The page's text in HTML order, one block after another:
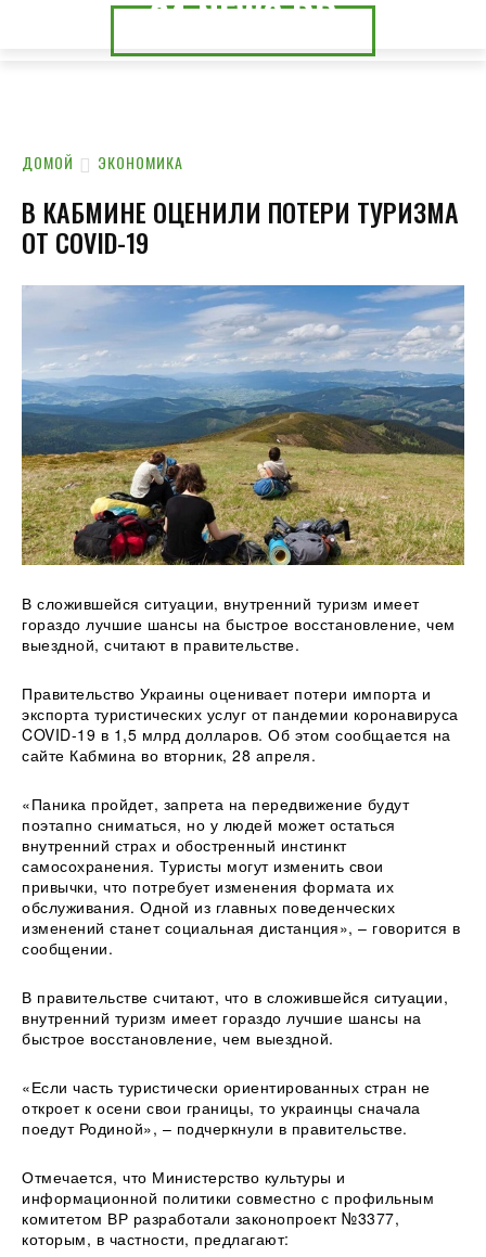
24.NEWS.CK
24.NEWS.DP
ДОМОЙ ЭКОНОМИКА
В КАБМИНЕ ОЦЕНИЛИ ПОТЕРИ ТУРИЗМА
ОТ COVID-19
В сложившейся ситуации, внутренний туризм имеет
гораздо лучшие шансы на быстрое восстановление, чем
выездной, считают в правительстве.
Правительство Украины оценивает потери импорта и
экспорта туристических услуг от пандемии коронавируса
COVID-19 в 1,5 млрд долларов. Об этом сообщается на
сайте Кабмина во вторник, 28 апреля.
«Паника пройдет, запрета на передвижение будут
поэтапно сниматься, но у людей может остаться
внутренний страх и обостренный инстинкт
самосохранения. Туристы могут изменить свои
привычки, что потребует изменения формата их
обслуживания. Одной из главных поведенческих
изменений станет социальная дистанция», – говорится в
сообщении.
В правительстве считают, что в сложившейся ситуации,
внутренний туризм имеет гораздо лучшие шансы на
быстрое восстановление, чем выездной.
«Если часть туристически ориентированных стран не
откроет к осени свои границы, то украинцы сначала
поедут Родиной», – подчеркнули в правительстве.
Отмечается, что Министерство культуры и
информационной политики совместно с профильным
комитетом ВР разработали законопроект №3377,
которым, в частности, предлагают: